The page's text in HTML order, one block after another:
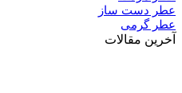
عطر دست ساز
عطر گرمی
آخرین مقالات